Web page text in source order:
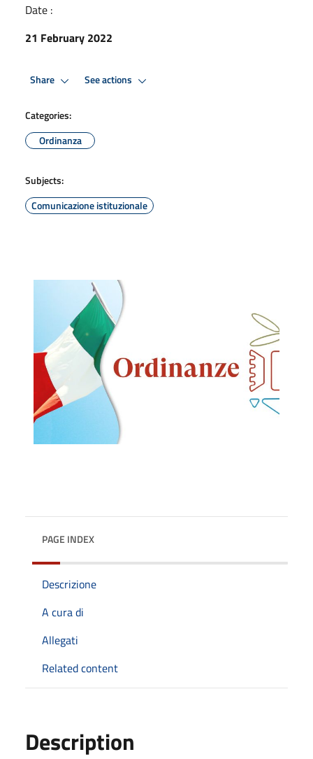
Date :
21 February 2022
Share See actions
Categories:
Ordinanza
Subjects:
Comunicazione istituzionale
PAGE INDEX
Descrizione
A cura di
Allegati
Related content
Description